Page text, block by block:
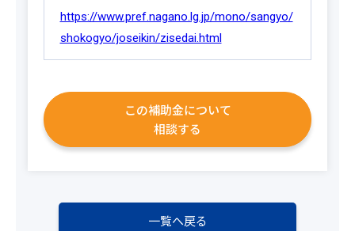
https://www.pref.nagano.lg.jp/mono/sangyo/
shokogyo/joseikin/zisedai.html
この補助金について
相談する
一覧へ戻る